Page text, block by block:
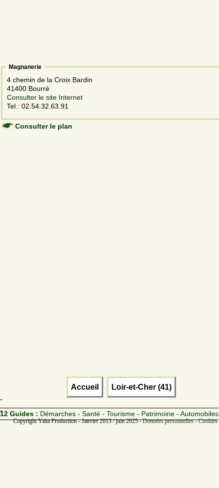
Magnanerie
4 chemin de la Croix Bardin
41400 Bourré
Consulter le site Internet
Tel.: 02.54.32.63.91
Consulter le plan
Accueil Loir-et-Cher (41)
12 Guides : Démarches - Santé - Tourisme - Patrimoine - Automobiles
Copyright Yalta Production - Janvier 2013 / juin 2025 -Données personnelles -